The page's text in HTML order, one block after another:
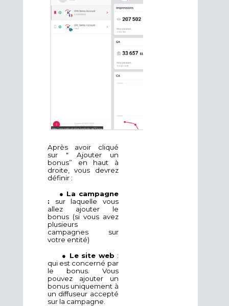
Après avoir cliqué
sur " Ajouter un
bonus” en haut à
droite, vous devrez
définir :
● La campagne
: sur laquelle vous
allez ajouter le
bonus (si vous avez
plusieurs
campagnes sur
votre entité)
● Le site web :
qui est concerné par
le bonus. Vous
pouvez ajouter un
bonus uniquement à
un diffuseur accepté
sur la campagne.